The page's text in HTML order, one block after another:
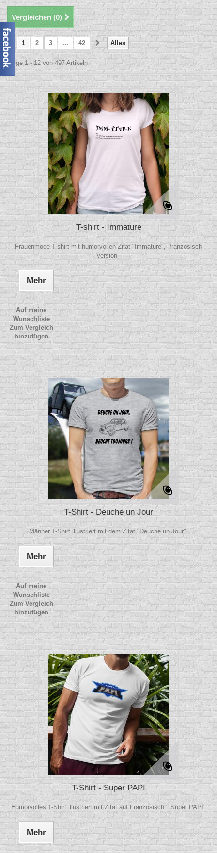
Vergleichen (0)
Alles
1 2 3 ... 42
Zeige 1 - 12 von 497 Artikeln
T-shirt - Immature
Frauenmode T-shirt mit humorvollen Zitat "Immature", französisch
Version
Mehr
Auf meine
Wunschliste
Zum Vergleich
hinzufügen
T-Shirt - Deuche un Jour
Männer T-Shirt illustriert mit dem Zitat "Deuche un Jour"
Mehr
Auf meine
Wunschliste
Zum Vergleich
hinzufügen
T-Shirt - Super PAPI
Humorvolles T-Shirt illustriert mit Zitat auf Französisch " Super PAPI"
Mehr